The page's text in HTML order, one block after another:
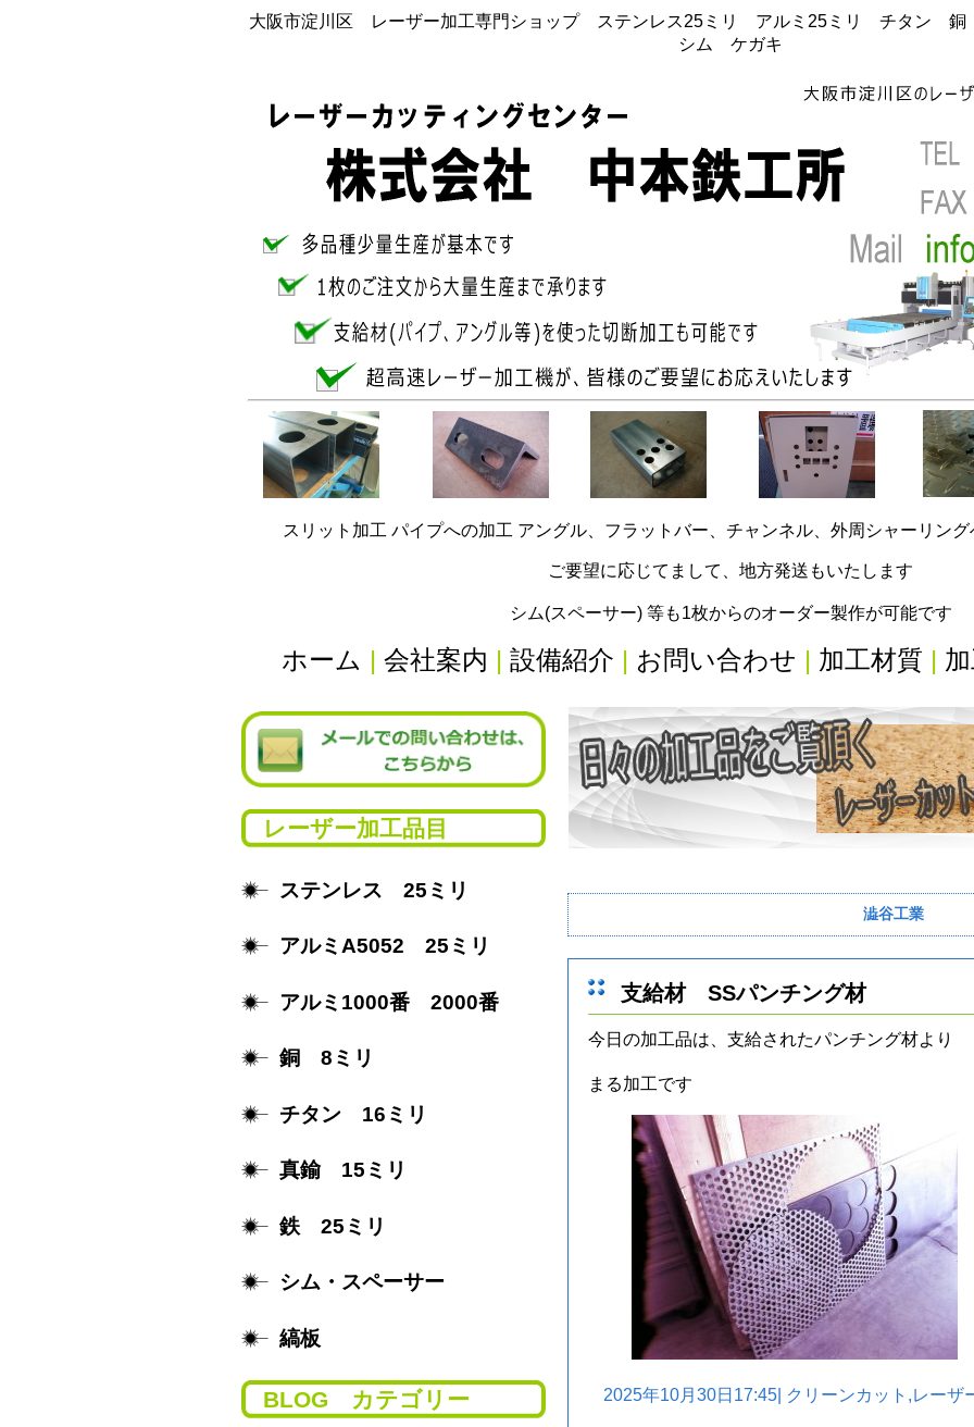
大阪市淀川区 レーザー加工専門ショップ ステンレス25ミリ アルミ25ミリ チタ
シム ケガキ
スリット加工 パイプへの加工 アングル、フラットバー、チャンネル、外周シャーリン
ご要望に応じてまして、地方発送もいたします
シム(スペーサー) 等も1枚からのオーダー製作が可能です
ホーム | 会社案内 | 設備紹介 | お問い合わせ | 加工材質 |
澁谷工業
支給材 SSパンチング材
今日の加工品は、支給されたパンチング材より
まる加工です
2025年10月30日17:45| クリーンカット ,レーザ
レーザー加工品目
ステンレス 25ミリ
アルミA5052 25ミリ
アルミ1000番 2000番
銅 8ミリ
チタン 16ミリ
真鍮 15ミリ
鉄 25ミリ
シム・スペーサー
縞板
BLOG カテゴリー